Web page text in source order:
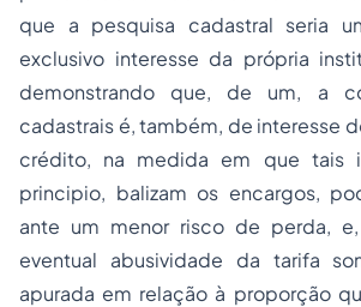
que a pesquisa cadastral seria
exclusivo interesse da própria
demonstrando que, de um, a
cadastrais é, também, de interesse
crédito, na medida em que tais
principio, balizam os encargos,
ante um menor risco de perda,
eventual abusividade da tarifa
apurada em relação à proporção